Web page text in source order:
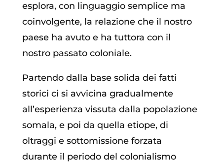
esplora, con linguaggio semplice ma
coinvolgente, la relazione che il nostro
paese ha avuto e ha tuttora con il
nostro passato coloniale.
Partendo dalla base solida dei fatti
storici ci si avvicina gradualmente
all’esperienza vissuta dalla popolazione
somala, e poi da quella etiope, di
oltraggi e sottomissione forzata
durante il periodo del colonialismo